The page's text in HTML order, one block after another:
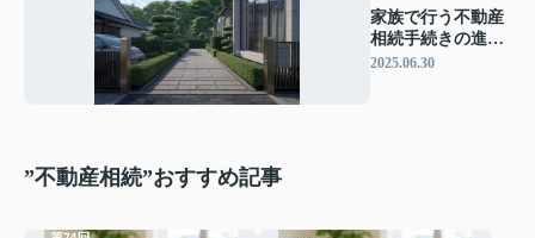
家族で行う不動産
相続手続きの進め
方は？必要書類や
2025.06.30
”不動産相続”おすすめ記事